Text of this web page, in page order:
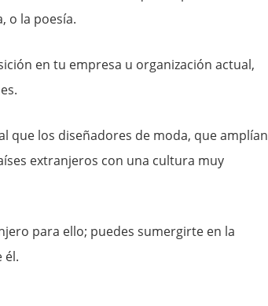
o la poesía.
en tu empresa u organización actual,
que los diseñadores de moda, que amplían
extranjeros con una cultura muy
para ello; puedes sumergirte en la
él.